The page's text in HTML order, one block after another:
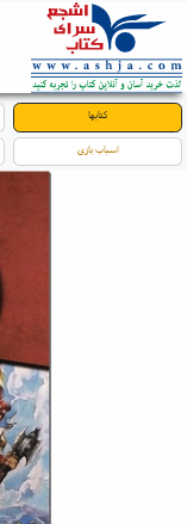
کتابها
اسباب بازی